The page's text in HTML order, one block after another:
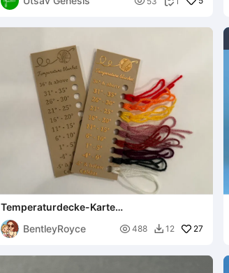
Temperaturdecke-Karte
Celsius+Fahrenheit
BentleyRoyce
 488  12 27